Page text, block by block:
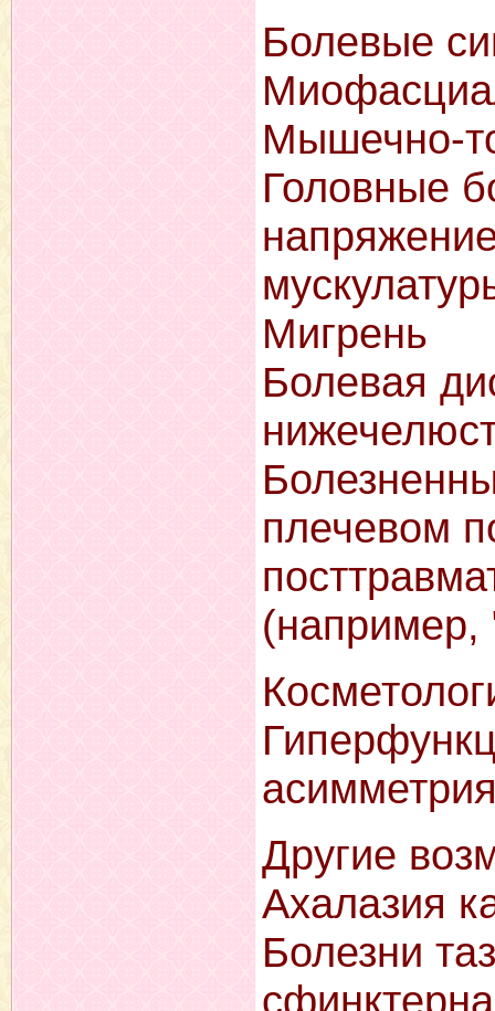
Болевые
Мышечно-
Головные
Мигрень
Болевая
плечевом
(например,
Другие
Ахалазия
Болезни